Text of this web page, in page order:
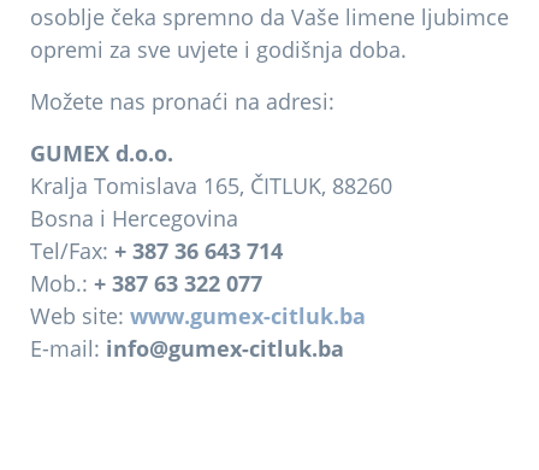
osoblje čeka spremno da Vaše limene ljubimce
opremi za sve uvjete i godišnja doba.
Možete nas pronaći na adresi:
GUMEX d.o.o.
Kralja Tomislava 165, ČITLUK, 88260
Bosna i Hercegovina
Tel/Fax: + 387 36 643 714
Mob.: + 387 63 322 077
Web site: www.gumex-citluk.ba
E-mail: info@gumex-citluk.ba